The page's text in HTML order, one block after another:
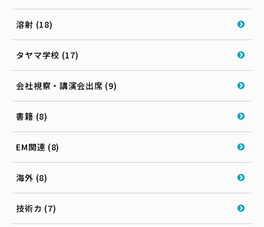
溶射 (18)
タヤマ学校 (17)
会社視察・講演会出席 (9)
書籍 (8)
EM関連 (8)
海外 (8)
技術カ (7)